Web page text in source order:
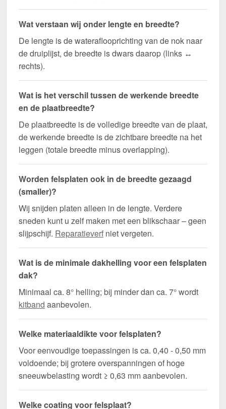
Wat verstaan wij onder lengte en breedte?
De lengte is de wateraflooprichting van de nok naar
de druiplijst, de breedte is dwars daarop (links ↔
rechts).
Wat is het verschil tussen de werkende breedte
en de plaatbreedte?
De plaatbreedte is de volledige breedte van de plaat,
de werkende breedte is de zichtbare breedte na het
leggen (totale breedte minus overlapping).
Worden felsplaten ook in de breedte gezaagd
(smaller)?
Wij snijden platen alleen in de lengte. Verdere
sneden kunt u zelf maken met een blikschaar – geen
slijpschijf. Reparatieverf niet vergeten.
Wat is de minimale dakhelling voor een felsplaten
dak?
Minimaal ca. 8° helling; bij minder dan ca. 7° wordt
kitband aanbevolen.
Welke materiaaldikte voor felsplaten?
Voor eenvoudige toepassingen is ca. 0,40 - 0,50 mm
voldoende; bij grotere overspanningen of hoge
sneeuwbelasting wordt ≥ 0,63 mm aanbevolen.
Welke coating voor felsplaat?